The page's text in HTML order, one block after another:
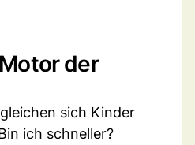
der
sich Kinder
ich schneller?